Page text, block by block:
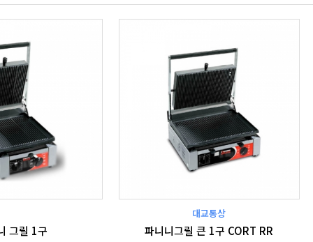
그릴 1구
대교통상
파니니그릴 큰 1구 CORT RR